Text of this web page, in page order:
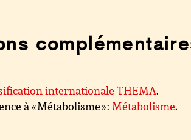
internationale THEMA.
à « Métabolisme » :Métabolisme.